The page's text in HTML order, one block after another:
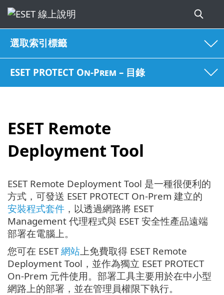
選取索引標籤
ESET PROTECT On-Prem – 目錄
ESET Remote
Deployment Tool
ESET Remote Deployment Tool 是一種很便利的
方式，可發送 ESET PROTECT On-Prem 建立的
安裝程式套件 ，以透過網路將 ESET
Management 代理程式與 ESET 安全性產品遠端
部署在電腦上。
您可在 ESET網站 上免費取得 ESET Remote
Deployment Tool，並作為獨立 ESET PROTECT
On-Prem 元件使用。部署工具主要用於在中小型
網路上的部署，並在管理員權限下執行。